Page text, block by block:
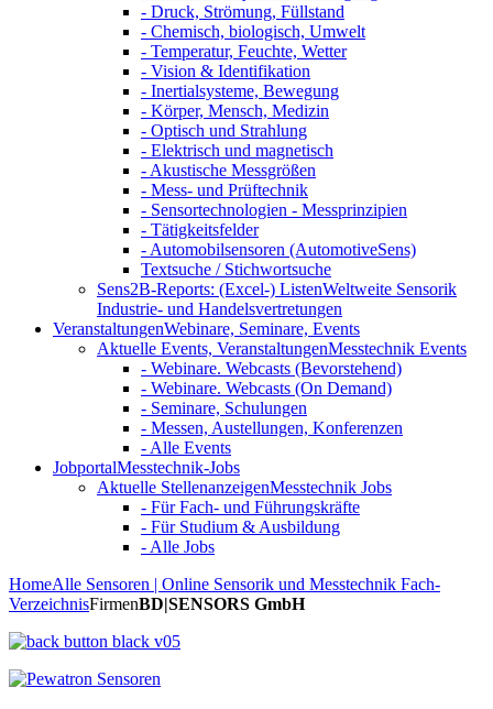
- Druck, Strömung, Füllstand
- Chemisch, biologisch, Umwelt
- Temperatur, Feuchte, Wetter
- Vision & Identifikation
- Inertialsysteme, Bewegung
- Körper, Mensch, Medizin
- Optisch und Strahlung
- Elektrisch und magnetisch
- Akustische Messgrößen
- Mess- und Prüftechnik
- Sensortechnologien - Messprinzipien
- Tätigkeitsfelder
- Automobilsensoren (AutomotiveSens)
Textsuche / Stichwortsuche
Sens2B-Reports: (Excel-) ListenWeltweite Sensorik
Industrie- und Handelsvertretungen
VeranstaltungenWebinare, Seminare, Events
Aktuelle Events, VeranstaltungenMesstechnik Events
- Webinare. Webcasts (Bevorstehend)
- Webinare. Webcasts (On Demand)
- Seminare, Schulungen
- Messen, Austellungen, Konferenzen
- Alle Events
JobportalMesstechnik-Jobs
Aktuelle StellenanzeigenMesstechnik Jobs
- Für Fach- und Führungskräfte
- Für Studium & Ausbildung
- Alle Jobs
HomeAlle Sensoren | Online Sensorik und Messtechnik Fach-
VerzeichnisFirmenBD|SENSORS GmbH